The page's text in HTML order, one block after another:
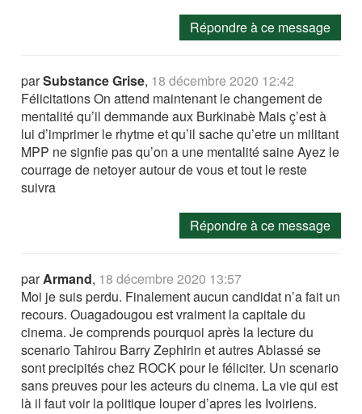
Répondre à ce message
parSubstance Grise, 18 décembre 2020 12:42
Félicitations On attend maintenant le changement de
mentalité qu’il demmande aux Burkinabè Mais ç’est à
lui d’imprimer le rhytme et qu’il sache qu’etre un militant
MPP ne signfie pas qu’on a une mentalité saine Ayez le
courrage de netoyer autour de vous et tout le reste
suivra
Répondre à ce message
parArmand, 18 décembre 2020 13:57
Moi je suis perdu. Finalement aucun candidat n’a fait un
recours. Ouagadougou est vraiment la capitale du
cinema. Je comprends pourquoi après la lecture du
scenario Tahirou Barry Zephirin et autres Ablassé se
sont precipités chez ROCK pour le féliciter. Un scenario
sans preuves pour les acteurs du cinema. La vie qui est
là il faut voir la politique louper d’apres les Ivoiriens.